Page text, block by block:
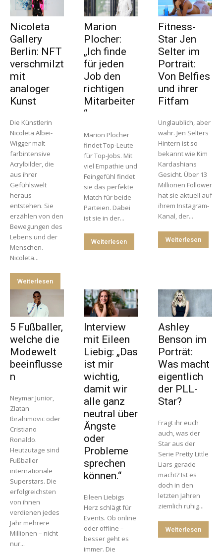
Nicoleta
Gallery
Berlin: NFT
verschmilzt
mit
analoger
Kunst
Die Künstlerin
Nicoleta Albei-
Wigger malt
farbintensive
Acrylbilder, die
aus ihrer
Gefühlswelt
heraus
entstehen. Sie
erzählen von den
Bewegungen des
Lebens und der
Menschen.
Nicoleta...
Weiterlesen
Marion
Plocher:
„Ich finde
für jeden
Job den
richtigen
Mitarbeiter
“
Marion Plocher
findet Top-Leute
für Top-Jobs. Mit
viel Empathie und
Feingefühl findet
sie das perfekte
Match für beide
Parteien. Dabei
ist sie in der...
Weiterlesen
Fitness-
Star Jen
Selter im
Portrait:
Von Belfies
und ihrer
Fitfam
Unglaublich, aber
wahr. Jen Selters
Hintern ist so
bekannt wie Kim
Kardashians
Gesicht. Über 13
Millionen Follower
hat sie aktuell auf
ihrem Instagram-
Kanal, der...
Weiterlesen
5 Fußballer,
welche die
Modewelt
beeinflusse
n
Neymar Junior,
Zlatan
Ibrahimovic oder
Cristiano
Ronaldo.
Heutzutage sind
Fußballer
internationale
Superstars. Die
erfolgreichsten
von ihnen
verdienen jedes
Jahr mehrere
Millionen – nicht
nur...
Interview
mit Eileen
Liebig: „Das
ist mir
wichtig,
damit wir
alle ganz
neutral über
Ängste
oder
Probleme
sprechen
können.“
Eileen Liebigs
Herz schlägt für
Events. Ob online
oder offline –
besser geht es
immer. Die
Ashley
Benson im
Porträt:
Was macht
eigentlich
der PLL-
Star?
Fragt ihr euch
auch, was der
Star aus der
Serie Pretty Little
Liars gerade
macht? Ist es
doch in den
letzten Jahren
ziemlich ruhig...
Weiterlesen